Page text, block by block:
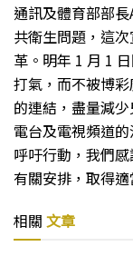
通訊及體育部部
共衛生問題，這
革。明年 1 月 1
打氣，而不被博
的連結，盡量減
電台及電視頻道
呼吁行動，我們
有關安排，取得適
相關 文章